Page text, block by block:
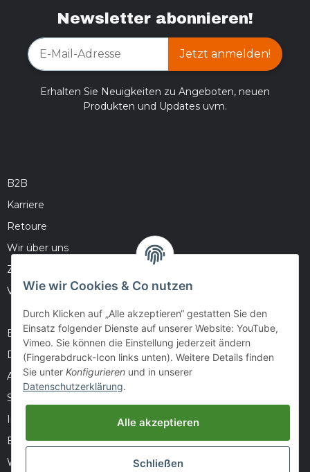
Newsletter abonnieren!
Jetzt anmelden!
Erhalten Sie Neuigkeiten zu Angeboten, neuen
Produkten und Updates uvm.
B2B
Karriere
Retoure
Wir über uns
Zahlungsmöglichkeiten
Versandinformationen
Barrierefreiheitserklärung
Datenschutz
AGB
Sitemap
Impressum
Batteriegesetzhinweise
Widerrufsrecht
Wie wir Cookies & Co nutzen
Durch Klicken auf „Alle akzeptieren“ gestatten Sie den
Einsatz folgender Dienste auf unserer Website: YouTube,
Vimeo. Sie können die Einstellung jederzeit ändern
(Fingerabdruck-Icon links unten). Weitere Details finden
Sie unter Konfigurieren und in unserer
Datenschutzerklärung.
Alle akzeptieren
Schließen